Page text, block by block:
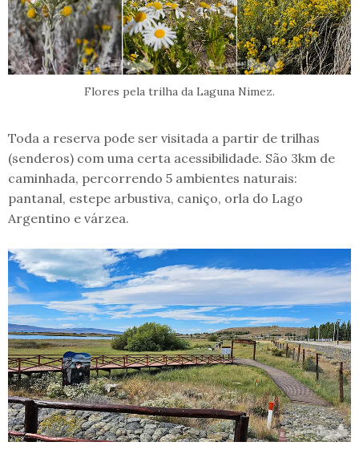
Flores pela trilha da Laguna Nimez.
Toda a reserva pode ser visitada a partir de trilhas
(senderos) com uma certa acessibilidade. São 3km de
caminhada, percorrendo 5 ambientes naturais:
pantanal, estepe arbustiva, caniço, orla do Lago
Argentino e várzea.